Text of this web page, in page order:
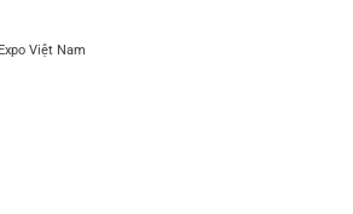
Việt Nam